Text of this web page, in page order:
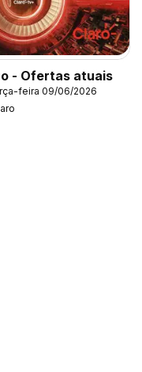
- Ofertas atuais
feira 09/06/2026